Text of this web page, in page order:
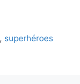
, superhéroes